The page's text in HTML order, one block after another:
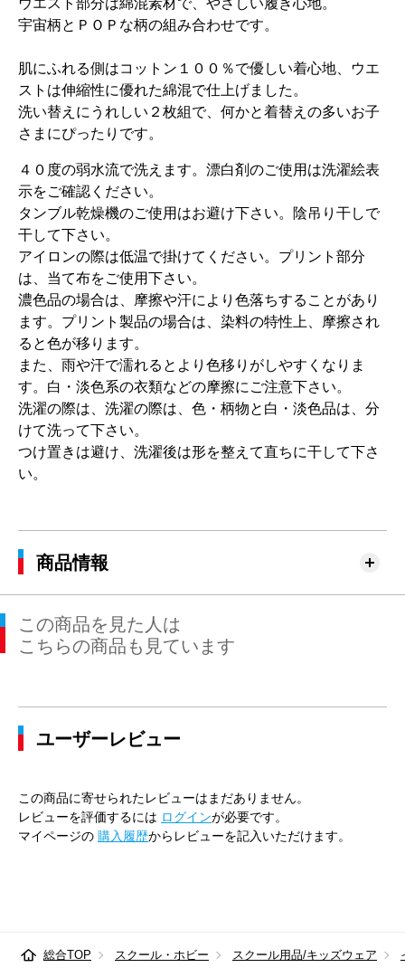
ウエスト部分は綿混素材で、やさしい履き心地。
宇宙柄とＰＯＰな柄の組み合わせです。
肌にふれる側はコットン１００％で優しい着心地、ウエ
ストは伸縮性に優れた綿混で仕上げました。
洗い替えにうれしい２枚組で、何かと着替えの多いお子
さまにぴったりです。
４０度の弱水流で洗えます。漂白剤のご使用は洗濯絵表
示をご確認ください。
タンブル乾燥機のご使用はお避け下さい。陰吊り干しで
干して下さい。
アイロンの際は低温で掛けてください。プリント部分
は、当て布をご使用下さい。
濃色品の場合は、摩擦や汗により色落ちすることがあり
ます。プリント製品の場合は、染料の特性上、摩擦され
ると色が移ります。
また、雨や汗で濡れるとより色移りがしやすくなりま
す。白・淡色系の衣類などの摩擦にご注意下さい。
洗濯の際は、洗濯の際は、色・柄物と白・淡色品は、分
けて洗って下さい。
つけ置きは避け、洗濯後は形を整えて直ちに干して下さ
い。
商品情報
この商品を見た人は
こちらの商品も見ています
ユーザーレビュー
この商品に寄せられたレビューはまだありません。
レビューを評価するには ログインが必要です。
マイページの 購入履歴からレビューを記入いただけます。
総合TOP スクール・ホビー スクール用品/キッズウェア